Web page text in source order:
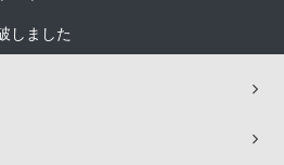
しました